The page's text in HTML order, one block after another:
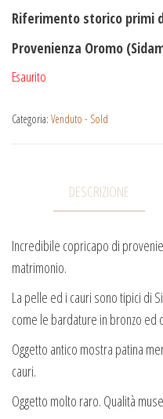
Riferimento storico primi
Provenienza Oromo
Esaurito
Categoria: Venduto - Sold
DESCRIZIONE
Incredibile copricapo di
matrimonio.
La pelle ed i cauri sono tipici di
come le bardature in bronzo ed
Oggetto antico mostra patina
cauri.
Oggetto molto raro. Qualità